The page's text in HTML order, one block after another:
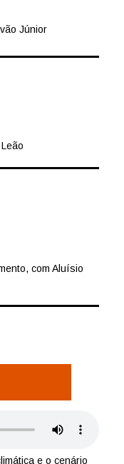
Júnior
com Aluísio
e o cenário